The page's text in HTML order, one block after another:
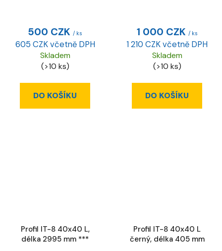
500 CZK / ks
605 CZK včetně DPH
Skladem
(>10 ks)
DO KOŠÍKU
1 000 CZK / ks
1 210 CZK včetně DPH
Skladem
(>10 ks)
DO KOŠÍKU
Profil IT-8 40x40 L,
délka 2995 mm ***
Profil IT-8 40x40 L
černý, délka 405 mm